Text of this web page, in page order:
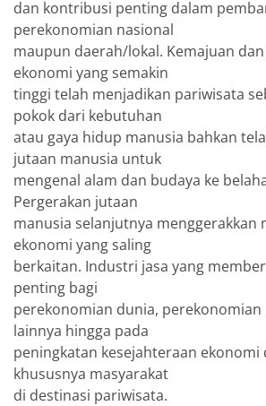
dan kontribusi penting dalam
perekonomian nasional
maupun daerah/lokal. Kemajuan
ekonomi yang semakin
tinggi telah menjadikan pariwisata
pokok dari kebutuhan
atau gaya hidup manusia bahkan
jutaan manusia untuk
mengenal alam dan budaya ke
Pergerakan jutaan
manusia selanjutnya menggerakkan
ekonomi yang saling
berkaitan. Industri jasa yang
penting bagi
perekonomian dunia, perekonomian
lainnya hingga pada
peningkatan kesejahteraan ekonomi
khususnya masyarakat
di destinasi pariwisata.